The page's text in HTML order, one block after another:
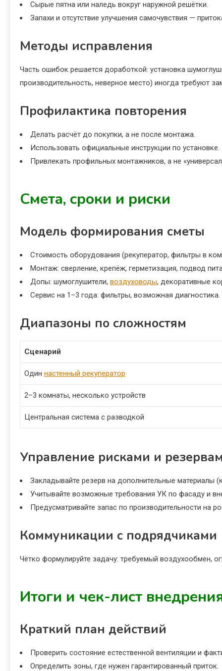
Сырые пятна или наледь вокруг наружной решётки.
Запахи и отсутствие улучшения самочувствия —
Методы исправления
Часть ошибок решается доработкой: установка
производительность, неверное место) иногда требуют
Профилактика повторения
Делать расчёт до покупки, а не после монтажа.
Использовать официальные инструкции по установке.
Привлекать профильных монтажников, а не
Смета, сроки и риски
Модель формирования сметы
Стоимость оборудования (рекуператор, фильтры в
Монтаж: сверление, крепёж, герметизация, подвод
Допы: шумоглушители, воздуховоды, декоративные
Сервис на 1–3 года: фильтры, возможная диагностика.
Диапазоны по сложностям
Сценарий
Один настенный рекуператор
2–3 комнаты, несколько устройств
Центральная система с разводкой
Управление рисками и
Закладывайте резерв на дополнительные материалы
Учитывайте возможные требования УК по фасаду и
Предусматривайте запас по производительности на
Коммуникации с подрядчиками
Чётко формулируйте задачу: требуемый воздухообмен,
Итоги и чек-лист
Краткий план действий
Проверить состояние естественной вентиляции и
Определить зоны, где нужен гарантированный приток.